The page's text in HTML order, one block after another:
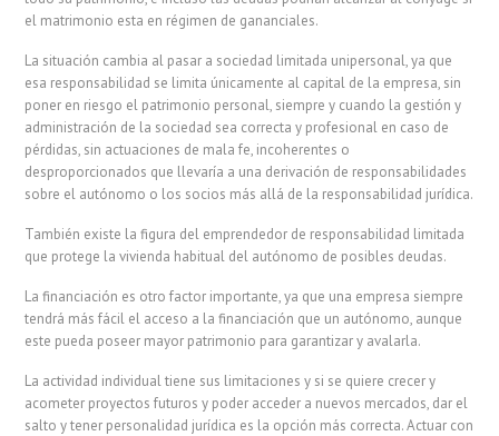
el matrimonio esta en régimen de gananciales.
La situación cambia al pasar a sociedad limitada unipersonal, ya que
esa responsabilidad se limita únicamente al capital de la empresa, sin
poner en riesgo el patrimonio personal, siempre y cuando la gestión y
administración de la sociedad sea correcta y profesional en caso de
pérdidas, sin actuaciones de mala fe, incoherentes o
desproporcionados que llevaría a una derivación de responsabilidades
sobre el autónomo o los socios más allá de la responsabilidad jurídica.
También existe la figura del emprendedor de responsabilidad limitada
que protege la vivienda habitual del autónomo de posibles deudas.
La financiación es otro factor importante, ya que una empresa siempre
tendrá más fácil el acceso a la financiación que un autónomo, aunque
este pueda poseer mayor patrimonio para garantizar y avalarla.
La actividad individual tiene sus limitaciones y si se quiere crecer y
acometer proyectos futuros y poder acceder a nuevos mercados, dar el
salto y tener personalidad jurídica es la opción más correcta. Actuar con